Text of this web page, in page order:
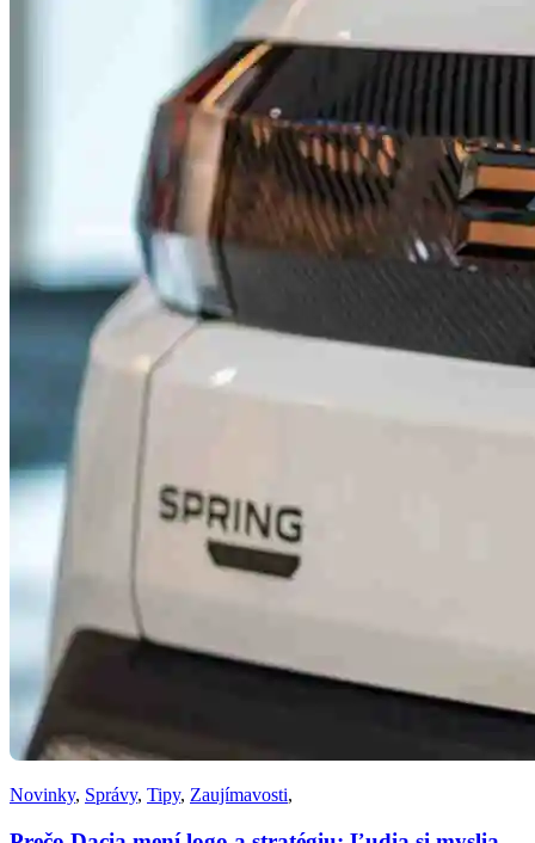
Novinky, Správy, Tipy, Zaujímavosti,